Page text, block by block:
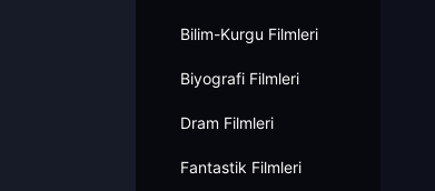
Bilim-Kurgu Filmleri
Biyografi Filmleri
Dram Filmleri
Fantastik Filmleri